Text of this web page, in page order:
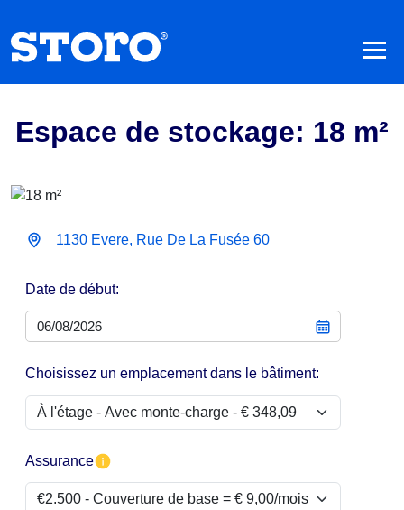
Espace de stockage: 18 m²
1130 Evere, Rue De La Fusée 60
Date de début:
Choisissez un emplacement dans le bâtiment:
Assurance